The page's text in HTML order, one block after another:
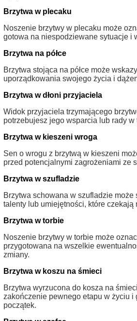
Brzytwa w plecaku
Noszenie brzytwy w plecaku może
gotowa na niespodziewane sytuacje i
Brzytwa na półce
Brzytwa stojąca na półce może
uporządkowania swojego życia i
Brzytwa w dłoni przyjaciela
Widok przyjaciela trzymającego
potrzebujesz jego wsparcia lub rady w
Brzytwa w kieszeni wroga
Sen o wrogu z brzytwą w kieszeni
przed potencjalnymi zagrożeniami ze
Brzytwa w szufladzie
Brzytwa schowana w szufladzie może
talenty lub umiejętności, które czekają
Brzytwa w torbie
Noszenie brzytwy w torbie może
przygotowana na wszelkie
zmiany.
Brzytwa w koszu na śmieci
Brzytwa wyrzucona do kosza na
zakończenie pewnego etapu w życiu i
początek.